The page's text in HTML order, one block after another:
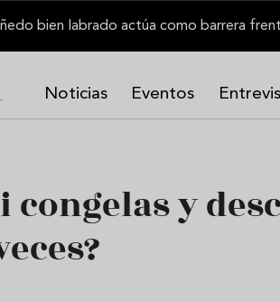
Noticias Eventos
congelas y